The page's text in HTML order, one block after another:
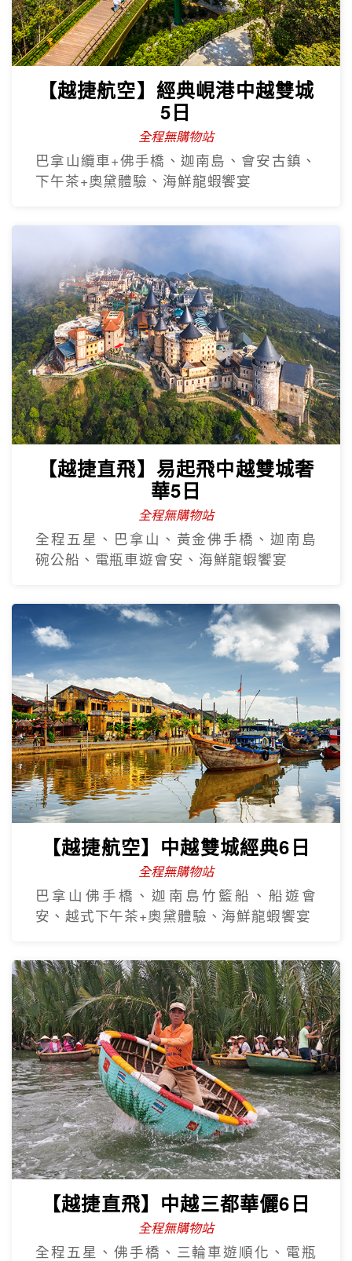
【越捷航空】經典峴港中越雙城
5日
全程無購物站
巴拿山纜車+佛手橋、迦南島、會安古鎮、
下午茶+奧黛體驗、海鮮龍蝦饗宴
【越捷直飛】易起飛中越雙城奢
華5日
全程無購物站
全程五星、巴拿山、黃金佛手橋、迦南島
碗公船、電瓶車遊會安、海鮮龍蝦饗宴
【越捷航空】中越雙城經典6日
全程無購物站
巴拿山佛手橋、迦南島竹籃船、船遊會
安、越式下午茶+奧黛體驗、海鮮龍蝦饗宴
【越捷直飛】中越三都華儷6日
全程無購物站
全程五星、佛手橋、三輪車遊順化、電瓶